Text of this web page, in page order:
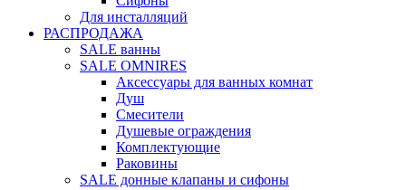
Для инсталляций
РАСПРОДАЖА
SALE ванны
SALE OMNIRES
Аксессуары для ванных комнат
Душ
Смесители
Душевые ограждения
Комплектующие
Раковины
SALE донные клапаны и сифоны